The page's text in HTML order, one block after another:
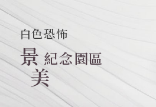
白色恐怖
景
美
紀念園區